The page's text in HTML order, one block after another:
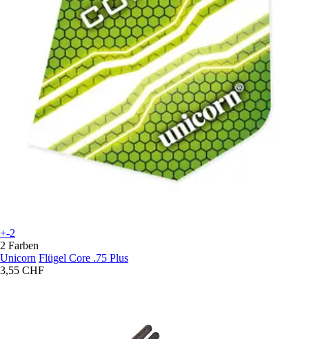
+-2
2 Farben
Unicorn Flügel Core .75 Plus
3,55 CHF